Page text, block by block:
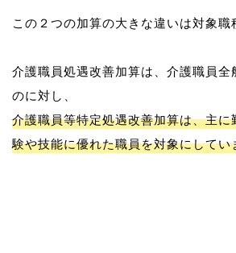
この２つの加算の大きな違いは対象職
介護職員処遇改善加算は、介護職員全
介護職員等特定処遇改善加算は、主に
験や技能に優れた職員を対象にしてい